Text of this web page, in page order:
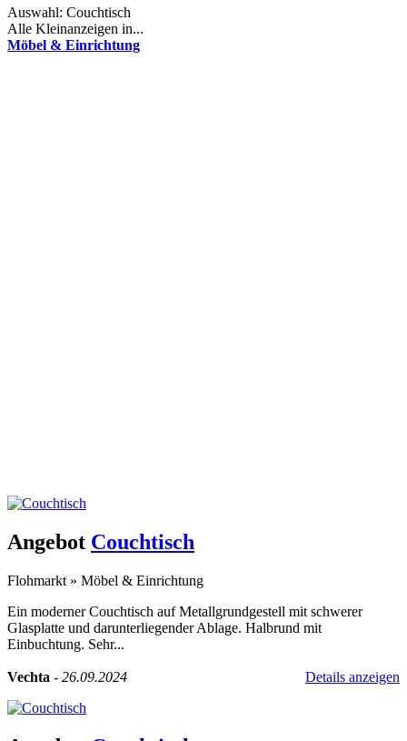
Auswahl: Couchtisch
Alle Kleinanzeigen in...
Möbel & Einrichtung
Angebot Couchtisch
Flohmarkt » Möbel & Einrichtung
Ein moderner Couchtisch auf Metallgrundgestell mit schwerer
Glasplatte und darunterliegender Ablage. Halbrund mit
Einbuchtung. Sehr...
Vechta - 26.09.2024 Details anzeigen